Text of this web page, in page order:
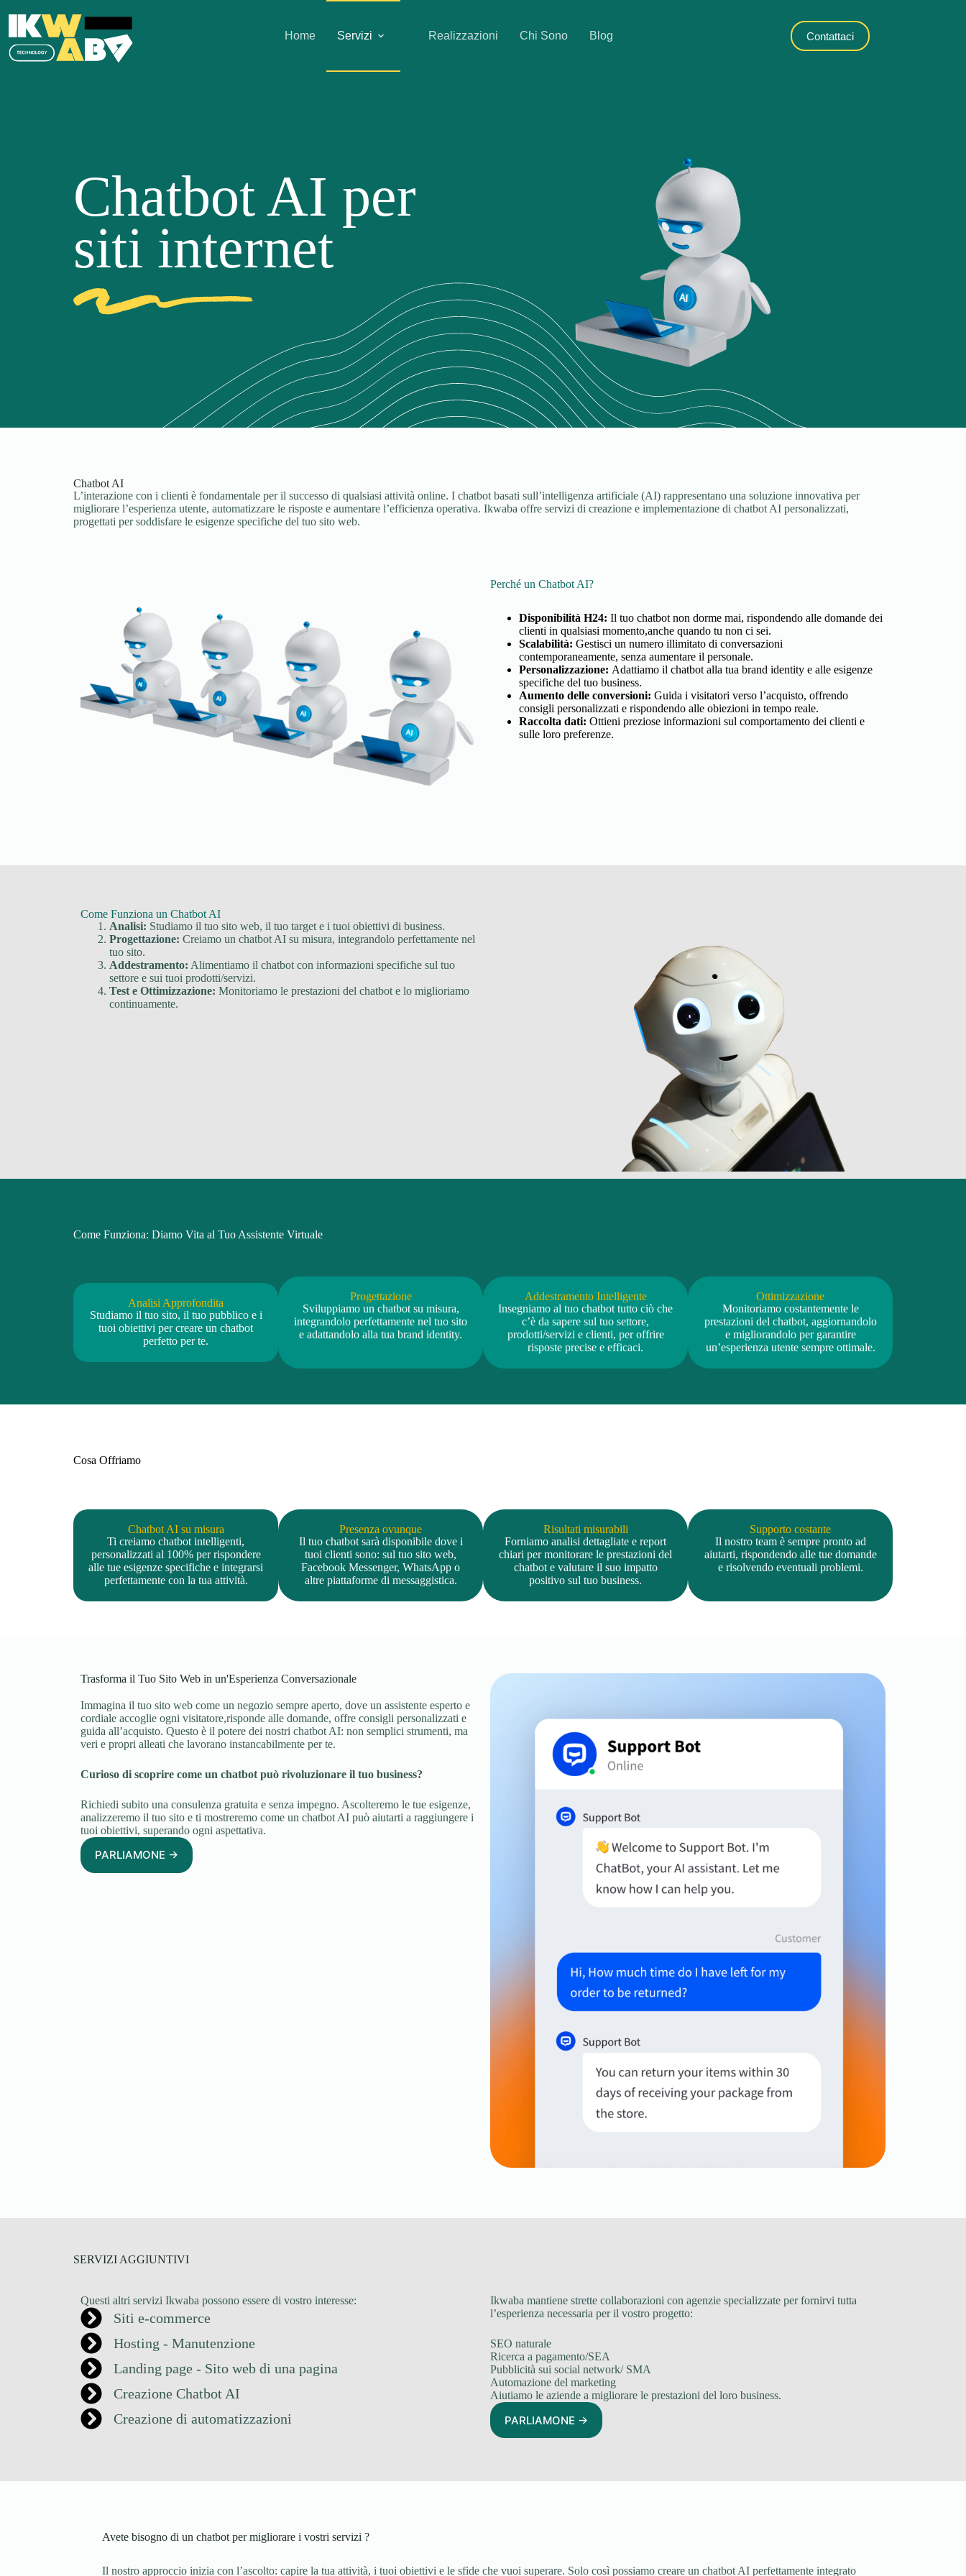
Home Servizi Realizzazioni Chi Sono Blog Contattaci
Chatbot AI per
siti internet
Chatbot AI
L’interazione con i clienti è fondamentale per il successo di qualsiasi attività online. I chatbot basati sull’intelligenza artificiale (AI) rappresentano una soluzione innovativa per
migliorare l’esperienza utente, automatizzare le risposte e aumentare l’efficienza operativa. Ikwaba offre servizi di creazione e implementazione di chatbot AI personalizzati,
progettati per soddisfare le esigenze specifiche del tuo sito web.
Perché un Chatbot AI?
Disponibilità H24: Il tuo chatbot non dorme mai, rispondendo alle domande dei
clienti in qualsiasi momento,anche quando tu non ci sei.
Scalabilità: Gestisci un numero illimitato di conversazioni
contemporaneamente, senza aumentare il personale.
Personalizzazione: Adattiamo il chatbot alla tua brand identity e alle esigenze
specifiche del tuo business.
Aumento delle conversioni: Guida i visitatori verso l’acquisto, offrendo
consigli personalizzati e rispondendo alle obiezioni in tempo reale.
Raccolta dati: Ottieni preziose informazioni sul comportamento dei clienti e
sulle loro preferenze.
Come Funziona un Chatbot AI
Analisi: Studiamo il tuo sito web, il tuo target e i tuoi obiettivi di business.
Progettazione: Creiamo un chatbot AI su misura, integrandolo perfettamente nel
tuo sito.
Addestramento: Alimentiamo il chatbot con informazioni specifiche sul tuo
settore e sui tuoi prodotti/servizi.
Test e Ottimizzazione: Monitoriamo le prestazioni del chatbot e lo miglioriamo
continuamente.
Come Funziona: Diamo Vita al Tuo Assistente Virtuale
Analisi Approfondita
Studiamo il tuo sito, il tuo pubblico e i
tuoi obiettivi per creare un chatbot
perfetto per te.
Progettazione
Sviluppiamo un chatbot su misura,
integrandolo perfettamente nel tuo sito
e adattandolo alla tua brand identity.
Addestramento Intelligente
Insegniamo al tuo chatbot tutto ciò che
c’è da sapere sul tuo settore,
prodotti/servizi e clienti, per offrire
risposte precise e efficaci.
Ottimizzazione
Monitoriamo costantemente le
prestazioni del chatbot, aggiornandolo
e migliorandolo per garantire
un’esperienza utente sempre ottimale.
Cosa Offriamo
Chatbot AI su misura
Ti creiamo chatbot intelligenti,
personalizzati al 100% per rispondere
alle tue esigenze specifiche e integrarsi
perfettamente con la tua attività.
Presenza ovunque
Il tuo chatbot sarà disponibile dove i
tuoi clienti sono: sul tuo sito web,
Facebook Messenger, WhatsApp o
altre piattaforme di messaggistica.
Risultati misurabili
Forniamo analisi dettagliate e report
chiari per monitorare le prestazioni del
chatbot e valutare il suo impatto
positivo sul tuo business.
Supporto costante
Il nostro team è sempre pronto ad
aiutarti, rispondendo alle tue domande
e risolvendo eventuali problemi.
Trasforma il Tuo Sito Web in un'Esperienza Conversazionale
Immagina il tuo sito web come un negozio sempre aperto, dove un assistente esperto e
cordiale accoglie ogni visitatore,risponde alle domande, offre consigli personalizzati e
guida all’acquisto. Questo è il potere dei nostri chatbot AI: non semplici strumenti, ma
veri e propri alleati che lavorano instancabilmente per te.
Curioso di scoprire come un chatbot può rivoluzionare il tuo business?
Richiedi subito una consulenza gratuita e senza impegno. Ascolteremo le tue esigenze,
analizzeremo il tuo sito e ti mostreremo come un chatbot AI può aiutarti a raggiungere i
tuoi obiettivi, superando ogni aspettativa.
PARLIAMONE ->
SERVIZI AGGIUNTIVI
Questi altri servizi Ikwaba possono essere di vostro interesse:
Siti e-commerce
Hosting - Manutenzione
Landing page - Sito web di una pagina
Creazione Chatbot AI
Creazione di automatizzazioni
Ikwaba mantiene strette collaborazioni con agenzie specializzate per fornirvi tutta
l’esperienza necessaria per il vostro progetto:
SEO naturale
Ricerca a pagamento/SEA
Pubblicità sui social network/ SMA
Automazione del marketing
Aiutiamo le aziende a migliorare le prestazioni del loro business.
PARLIAMONE ->
Avete bisogno di un chatbot per migliorare i vostri servizi ?
Il nostro approccio inizia con l’ascolto: capire la tua attività, i tuoi obiettivi e le sfide che vuoi superare. Solo così possiamo creare un chatbot AI perfettamente integrato